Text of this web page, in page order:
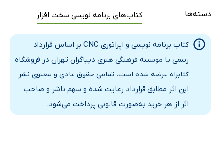
دسته‌ها کتاب‌های برنامه نویسی سخت افزار
کتاب برنامه نویسی و اپراتوری CNC بر اساس قرارداد
رسمی با موسسه فرهنگی هنری دیباگران تهران در فروشگاه
کتابراه عرضه شده است. تمامی حقوق مادی و معنوی نشر
این اثر مطابق قرارداد رعایت شده و سهم ناشر و صاحب
اثر از هر خرید به‌صورت قانونی پرداخت می‌شود.